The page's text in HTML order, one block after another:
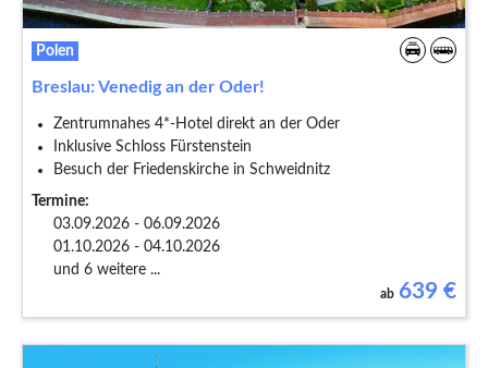
Polen
Breslau: Venedig an der Oder!
Zentrumnahes 4*-Hotel direkt an der Oder
Inklusive Schloss Fürstenstein
Besuch der Friedenskirche in Schweidnitz
Termine:
03.09.2026 - 06.09.2026
01.10.2026 - 04.10.2026
und 6 weitere ...
ab 639 €